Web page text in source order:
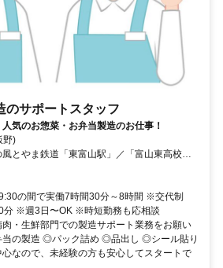
のサポートスタッフ
気のお惣菜・お弁当製造のお仕事！
野)
とやま鉄道「東富山駅」／「富山東高校
口」バス停
の間で実働7時間30分～8時間 ※交代制
分 ※週3日〜OK ※時短勤務も応相談
・生鮮部門での製造サポート業務をお願い
当の製造 ◎パック詰め ◎品出し ◎シール貼り
なので、未経験の方も安心してスタートで